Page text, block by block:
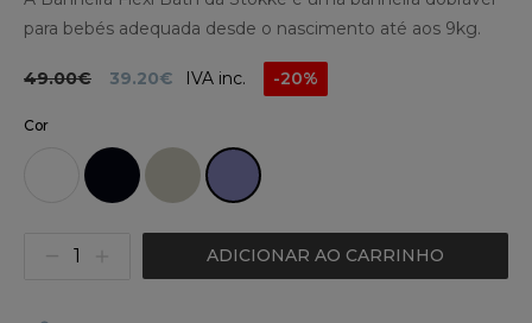
para bebés adequada desde o nascimento até aos 9kg.
49.00€ 39.20€ IVA inc. -20%
Cor
ADICIONAR AO CARRINHO